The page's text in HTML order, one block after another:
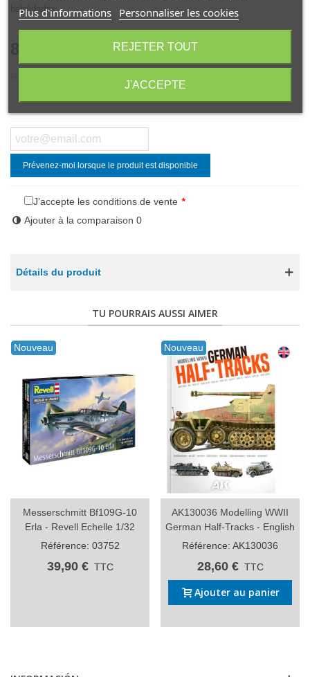
habilidades.
Prévenez-moi lorsque le produit est disponible
J'accepte les conditions de vente *
Ajouter à la comparaison 0
Détails du produit
TU POURRAIS AUSSI AIMER
Nouveau
Messerschmitt Bf109G-10
Erla - Revell Echelle 1/32
Référence: 03752
39,90 € TTC
Nouveau
AK130036 Modelling WWII
German Half-Tracks - English
Référence: AK130036
28,60 € TTC
Ajouter au panier
Plus d'informations Personnaliser les cookies
REJETER TOUT
J'ACCEPTE